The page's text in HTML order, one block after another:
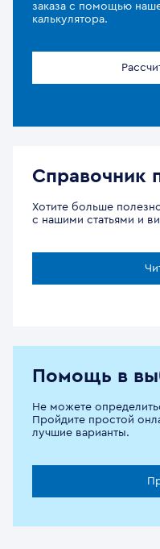
заказа с помощью
калькулятора.
Справочник
Хотите больше
с нашими статьями и
Помощь в
Не можете
Пройдите простой
лучшие варианты.